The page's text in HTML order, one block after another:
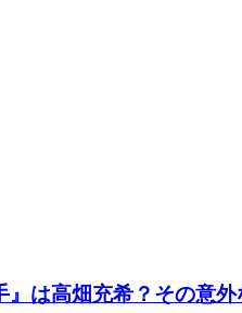
は高畑充希？その意